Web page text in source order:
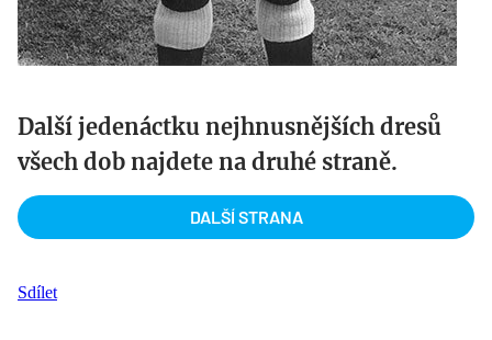
Další jedenáctku nejhnusnějších dresů
všech dob najdete na druhé straně.
DALŠÍ STRANA
Sdílet